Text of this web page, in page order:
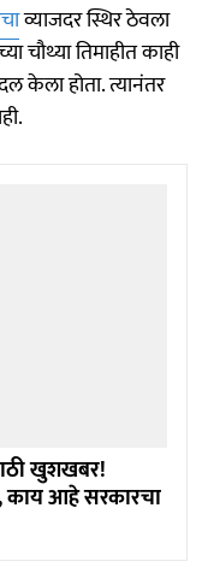
व्याजदर स्थिर ठेवला
चौथ्या तिमाहीत काही
केला होता. त्यानंतर
खुशखबर!
काय आहे सरकारचा